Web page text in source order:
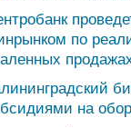
по
на